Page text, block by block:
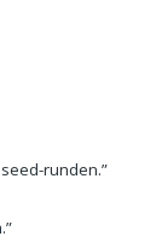
runden.”